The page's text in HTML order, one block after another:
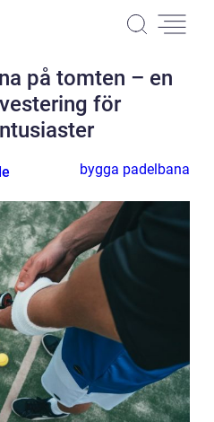
på tomten – en
för
bygga padelbana